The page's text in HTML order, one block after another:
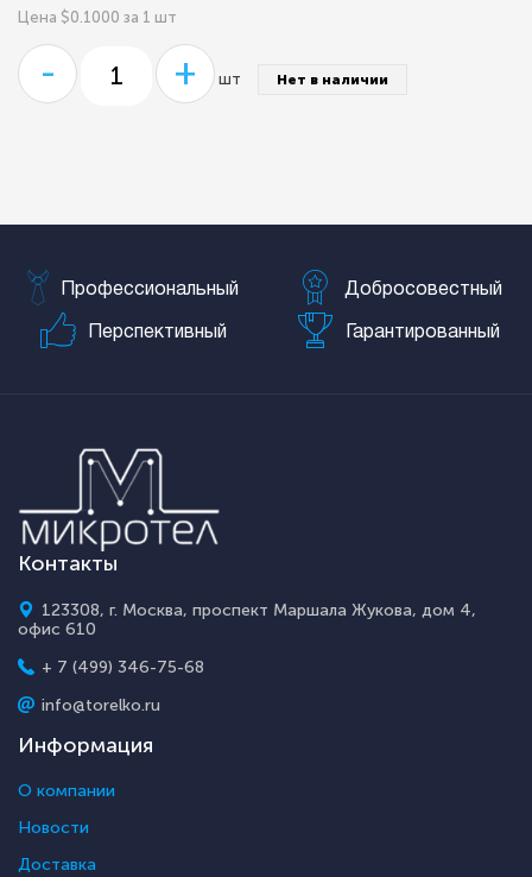
Цена $0.1000 за 1 шт
- + шт Нет в наличии
Профессиональный Добросовестный
Перспективный Гарантированный
Контакты
123308, г. Москва, проспект Маршала Жукова, дом 4,
офис 610
+ 7 (499) 346-75-68
info@torelko.ru
Информация
О компании
Новости
Доставка